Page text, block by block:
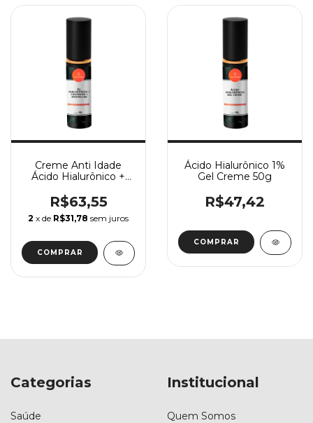
Creme Anti Idade
Ácido Hialurônico +
R$63,55
2 x de R$31,78 sem juros
COMPRAR
Ácido Hialurônico 1%
Gel Creme 50g
R$47,42
COMPRAR
Categorias
Saúde
Institucional
Quem Somos